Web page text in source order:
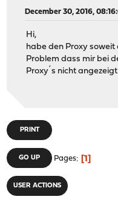
December 30, 2016,
Hi,
habe den Proxy
Problem dass mir bei
Proxy´s nicht
PRINT
GO UP Pages 1
USER ACTIONS